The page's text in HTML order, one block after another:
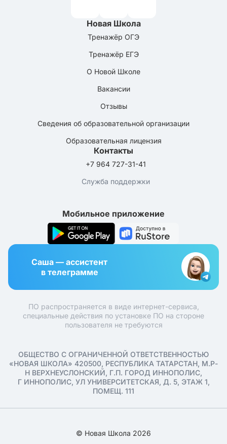
Новая Школа
Тренажёр ОГЭ
Тренажёр ЕГЭ
О Новой Школе
Вакансии
Отзывы
Сведения об образовательной организации
Образовательная лицензия
Контакты
+7 964 727-31-41
Служба поддержки
Мобильное приложение
Саша — ассистент
в телеграмме
ПО распространяется в виде интернет-сервиса,
специальные действия по установке ПО на стороне
пользователя не требуются
ОБЩЕСТВО С ОГРАНИЧЕННОЙ ОТВЕТСТВЕННОСТЬЮ
«НОВАЯ ШКОЛА» 420500, РЕСПУБЛИКА ТАТАРСТАН, М.Р-
Н ВЕРХНЕУСЛОНСКИЙ, Г.П. ГОРОД ИННОПОЛИС,
Г ИННОПОЛИС, УЛ УНИВЕРСИТЕТСКАЯ, Д. 5, ЭТАЖ 1,
ПОМЕЩ. 111
© Новая Школа 2026